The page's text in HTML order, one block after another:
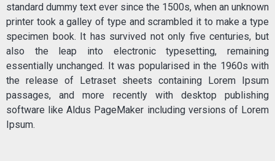
standard dummy text ever since the 1500s, when an unknown
printer took a galley of type and scrambled it to make a type
specimen book. It has survived not only five centuries, but
also the leap into electronic typesetting, remaining
essentially unchanged. It was popularised in the 1960s with
the release of Letraset sheets containing Lorem Ipsum
passages, and more recently with desktop publishing
software like Aldus PageMaker including versions of Lorem
Ipsum.